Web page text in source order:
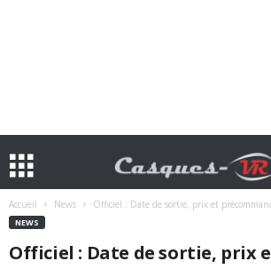
Accueil News Officiel : Date de sortie, prix et
NEWS
Officiel : Date de sortie, prix